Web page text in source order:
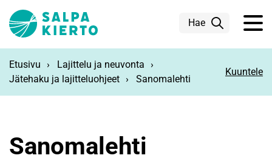
Hae
Etusivu
Lajittelu ja neuvonta
Jätehaku ja lajitteluohjeet
Sanomalehti
Kuuntele
Sanomalehti